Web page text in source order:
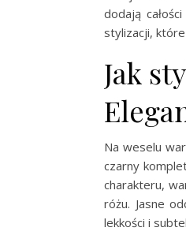
dodają
stylizacji,
Jak
Na weselu
czarny
charakteru,
różu. Jasne
lekkości i